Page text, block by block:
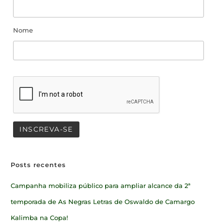
Nome
Posts recentes
Campanha mobiliza público para ampliar alcance da 2ª
temporada de As Negras Letras de Oswaldo de Camargo
Kalimba na Copa!